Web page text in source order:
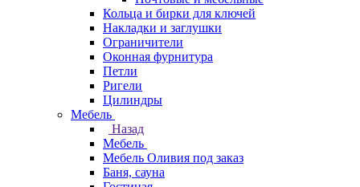
Кольца и бирки для ключей
Накладки и заглушки
Ограничители
Оконная фурнитура
Петли
Ригели
Цилиндры
Мебель
Назад
Мебель
Мебель Оливия под заказ
Баня, сауна